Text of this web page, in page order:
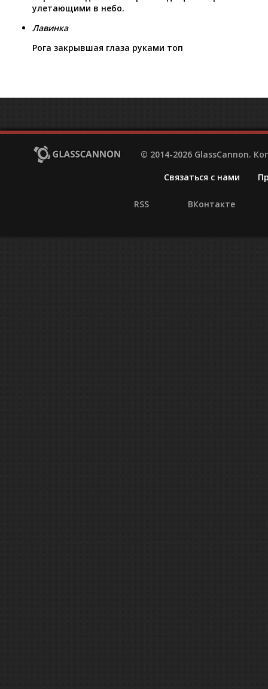
улетающими в небо.
Лавинка
Рога закрывшая глаза руками топ
© 2014-2026 GlassCannon.
Связаться с нами
RSS ВКонтакте